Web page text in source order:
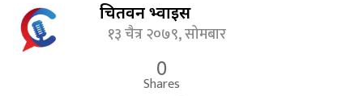
चितवन भ्वाईस
१३ चैत्र २०७९, सोमबार
0
Shares